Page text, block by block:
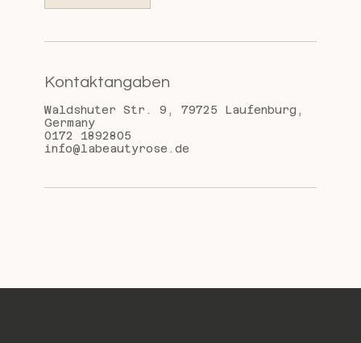
Kontaktangaben
Waldshuter Str. 9, 79725 Laufenburg,
Germany
0172 1892805
info@labeautyrose.de